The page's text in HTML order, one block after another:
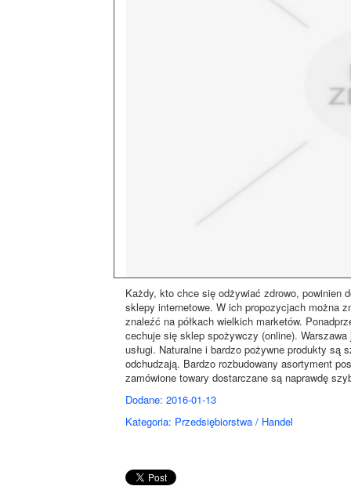
Każdy, kto chce się odżywiać zdrowo, powinien
sklepy internetowe. W ich propozycjach można
znaleźć na półkach wielkich marketów.
cechuje się sklep spożywczy (online).
usługi. Naturalne i bardzo pożywne produkty
odchudzają. Bardzo rozbudowany asortyment
zamówione towary dostarczane są naprawdę
Dodane: 2016-01-13
Kategoria: Przedsiębiorstwa / Handel